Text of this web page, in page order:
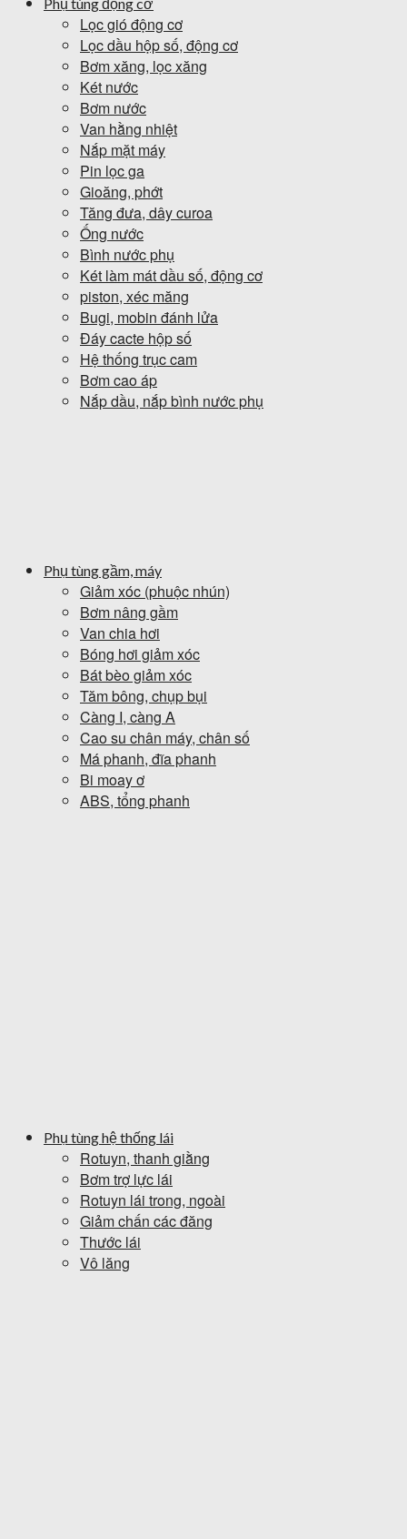
Lọc gió động cơ
Lọc dầu hộp số, động cơ
Bơm xăng, lọc xăng
Két nước
Bơm nước
Van hằng nhiệt
Nắp mặt máy
Pin lọc ga
Gioăng, phớt
Tăng đưa, dây curoa
Ống nước
Bình nước phụ
Két làm mát dầu số, động cơ
piston, xéc măng
Bugi, mobin đánh lửa
Đáy cacte hộp số
Hệ thống trục cam
Bơm cao áp
Nắp dầu, nắp bình nước phụ
Phụ tùng gầm, máy
Giảm xóc (phuộc nhún)
Bơm nâng gầm
Van chia hơi
Bóng hơi giảm xóc
Bát bèo giảm xóc
Tăm bông, chụp bụi
Càng I, càng A
Cao su chân máy, chân số
Má phanh, đĩa phanh
Bi moay ơ
ABS, tổng phanh
Phụ tùng hệ thống lái
Rotuyn, thanh giằng
Bơm trợ lực lái
Rotuyn lái trong, ngoài
Giảm chấn các đăng
Thước lái
Vô lăng